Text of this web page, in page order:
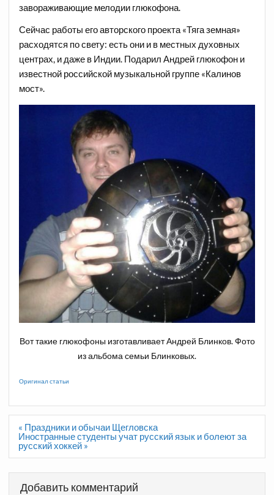
завораживающие мелодии глюкофона.
Сейчас работы его авторского проекта «Тяга земная»
расходятся по свету: есть они и в местных духовных
центрах, и даже в Индии. Подарил Андрей глюкофон и
известной российской музыкальной группе «Калинов
мост».
Вот такие глюкофоны изготавливает Андрей Блинков. Фото
из альбома семьи Блинковых.
Оригинал статьи
Навигация
по
записям
« Праздники и обычаи Щегловска
Иностранные студенты учат русский язык и болеют за
русский хоккей »
Добавить комментарий